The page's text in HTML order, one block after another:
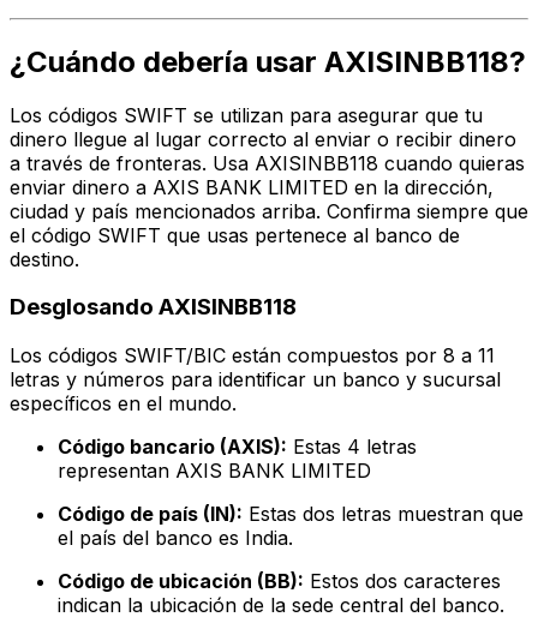
¿Cuándo debería usar AXISINBB118?
Los códigos SWIFT se utilizan para asegurar que tu
dinero llegue al lugar correcto al enviar o recibir dinero
a través de fronteras. Usa AXISINBB118 cuando quieras
enviar dinero a AXIS BANK LIMITED en la dirección,
ciudad y país mencionados arriba. Confirma siempre que
el código SWIFT que usas pertenece al banco de
destino.
Desglosando AXISINBB118
Los códigos SWIFT/BIC están compuestos por 8 a 11
letras y números para identificar un banco y sucursal
específicos en el mundo.
Código bancario (AXIS): Estas 4 letras
representan AXIS BANK LIMITED
Código de país (IN): Estas dos letras muestran que
el país del banco es India.
Código de ubicación (BB): Estos dos caracteres
indican la ubicación de la sede central del banco.